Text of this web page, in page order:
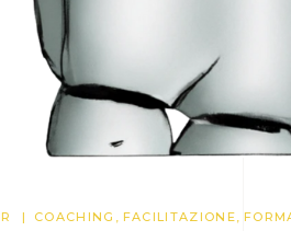
COACHING FACILITAZIONE ,